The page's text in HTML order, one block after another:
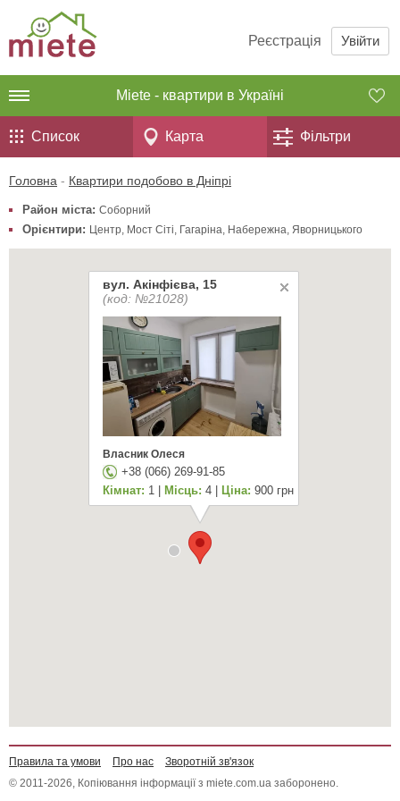
Реєстрація Увійти
Miete - квартири в Україні
Список Карта Фільтри
Головна - Квартири подобово в Дніпрі
Район міста: Соборний
Орієнтири: Центр, Мост Сіті, Гагаріна, Набережна, Яворницького
вул. Акінфієва, 15
(код: №21028)
Власник Олеся
+38 (066) 269-91-85
Кімнат: 1 |Місць: 4 |Ціна: 900 грн
Правила та умови Про нас
Зворотній зв'язок
© 2011-2026, Копіювання інформації з miete.com.ua заборонено.